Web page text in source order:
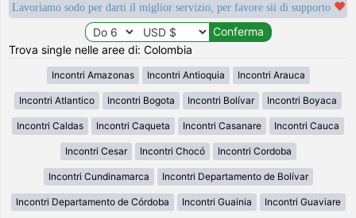
Lavoriamo sodo per darti il miglior servizio, per favore sii di supporto
Trova single nelle aree di: Colombia
Incontri Amazonas Incontri Antioquia Incontri Arauca
Incontri Atlantico Incontri Bogota Incontri Bolívar Incontri Boyaca
Incontri Caldas Incontri Caqueta Incontri Casanare Incontri Cauca
Incontri Cesar Incontri Chocó Incontri Cordoba
Incontri Cundinamarca Incontri Departamento de Bolívar
Incontri Departamento de Córdoba Incontri Guainia Incontri Guaviare